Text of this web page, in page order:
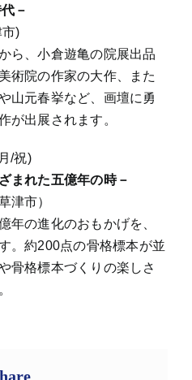
－
)
ら、小倉遊亀の院展出品
術院の作家の大作、また
山元春挙など、画壇に勇
が出展されます。
/祝)
まれた五億年の時－
津市）
年の進化のおもかげを、
。約200点の骨格標本が並
骨格標本づくりの楽しさ